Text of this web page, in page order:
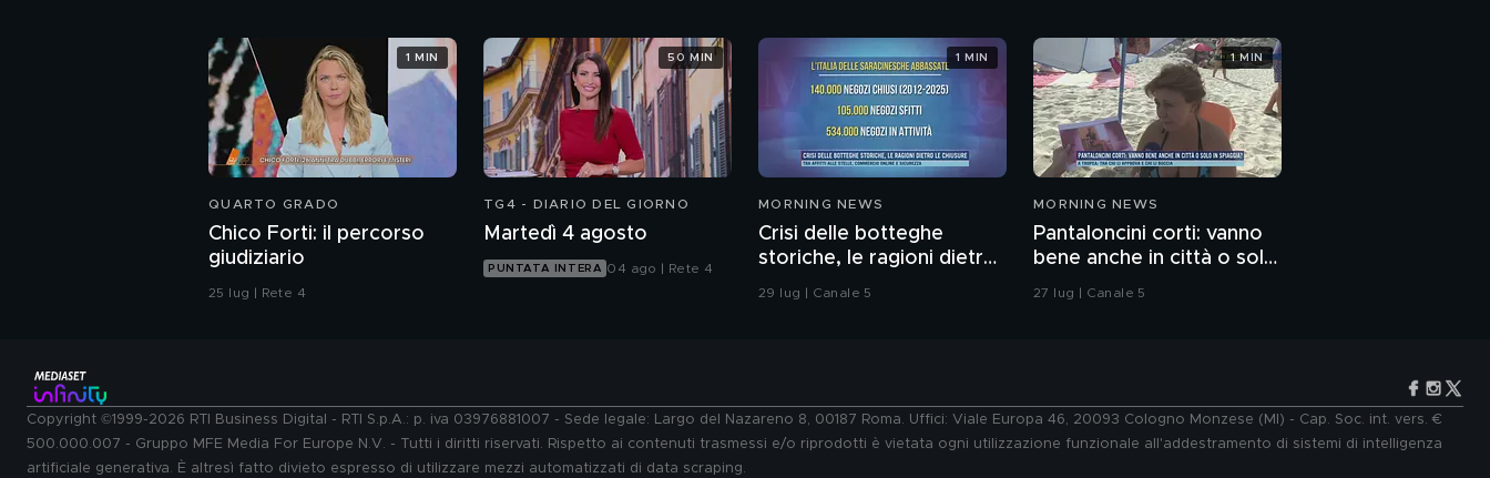
QUARTO GRADO
Chico Forti: il percorso
giudiziario
25 lug | Rete 4
1 MIN
TG4 - DIARIO DEL GIORNO
Martedì 4 agosto
PUNTATA INTERA 04 ago | Rete 4
50 MIN
MORNING NEWS
Crisi delle botteghe
storiche, le ragioni dietro
le chiusure
29 lug | Canale 5
1 MIN
MORNING NEWS
Pantaloncini corti: vanno
bene anche in città o solo
in spiaggia?
27 lug | Canale 5
1 MIN
Copyright ©1999-2026 RTI Business Digital - RTI S.p.A.: p. iva 03976881007 - Sede legale: Largo del Nazareno 8, 00187 Roma. Uffici: Viale Europa 46, 20093 Cologno Monzese (MI) - Cap. Soc. int. vers. €
500.000.007 - Gruppo MFE Media For Europe N.V. - Tutti i diritti riservati. Rispetto ai contenuti trasmessi e/o riprodotti è vietata ogni utilizzazione funzionale all'addestramento di sistemi di intelligenza
artificiale generativa. È altresì fatto divieto espresso di utilizzare mezzi automatizzati di data scraping.